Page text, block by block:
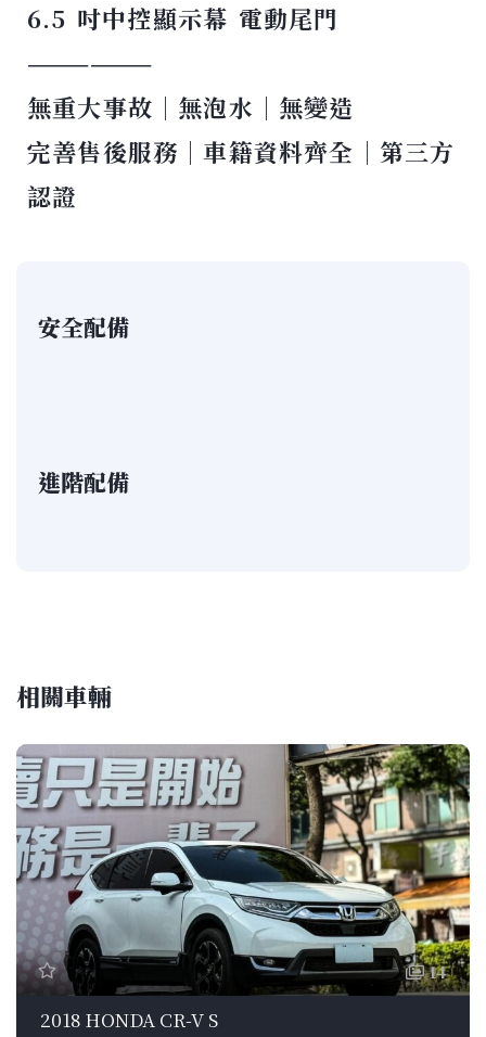
6.5 吋中控顯示幕 電動尾門
——————
無重大事故｜無泡水｜無變造
完善售後服務｜車籍資料齊全｜第三方
認證
安全配備
進階配備
相關車輛
14
2018 HONDA CR-V S